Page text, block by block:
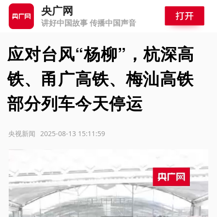
央广网
讲好中国故事 传播中国声音
应对台风“杨柳”，杭深高
铁、甬广高铁、梅汕高铁
部分列车今天停运
2025-08-13 15:11:59
央视新闻